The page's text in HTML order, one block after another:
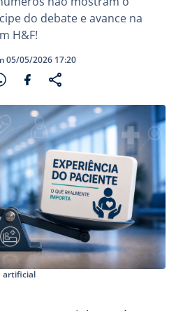
do debate e avance na
H&F!
05/05/2026 17:20
artificial